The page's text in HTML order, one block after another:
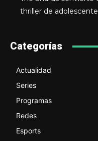
thriller de
Categorías
Actualidad
Series
Programas
Redes
Esports